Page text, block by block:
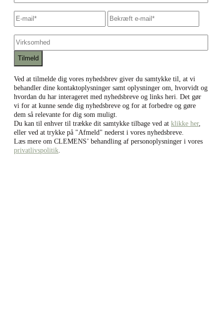
E-
mail*
Skriv
e-
Virksomhed
Ved at tilmelde dig vores nyhedsbrev giver du samtykke til, at vi
behandler dine kontaktoplysninger samt oplysninger om, hvorvidt og
hvordan du har interageret med nyhedsbreve og links heri. Det gør
vi for at kunne sende dig nyhedsbreve og for at forbedre og gøre
dem så relevante for dig som muligt.
Du kan til enhver til trække dit samtykke tilbage ved at klikke her,
eller ved at trykke på "Afmeld" nederst i vores nyhedsbreve.
Læs mere om CLEMENS’ behandling af personoplysninger i vores
privatlivspolitik.